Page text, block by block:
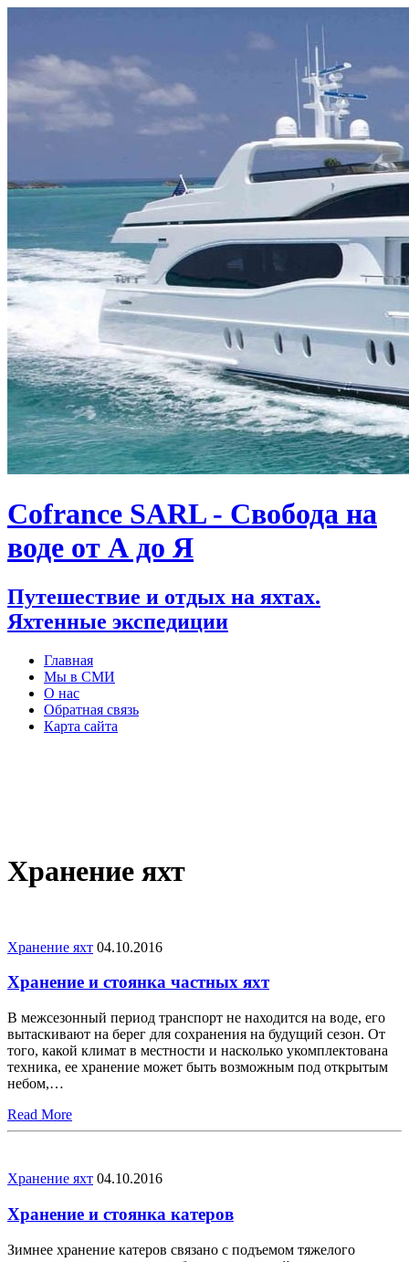
Cofrance SARL - Свобода на
воде от А до Я
Путешествие и отдых на яхтах.
Яхтенные экспедиции
Главная
Мы в СМИ
О нас
Обратная связь
Карта сайта
Хранение яхт
Хранение яхт 04.10.2016
Хранение и стоянка частных яхт
В межсезонный период транспорт не находится на воде, его
вытаскивают на берег для сохранения на будущий сезон. От
того, какой климат в местности и насколько укомплектована
техника, ее хранение может быть возможным под открытым
небом,…
Read More
Хранение яхт 04.10.2016
Хранение и стоянка катеров
Зимнее хранение катеров связано с подъемом тяжелого